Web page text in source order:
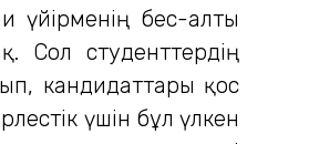
үйірменің бес-алты
Сол студенттердің
кандидаттары қос
үшін бұл үлкен